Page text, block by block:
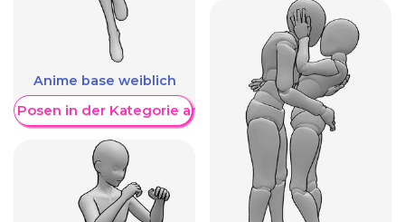
Anime base weiblich
Posen in der Kategorie anzeigen